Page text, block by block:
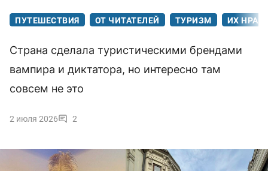
ПУТЕШЕСТВИЯ ОТ ЧИТАТЕЛЕЙ ТУРИЗМ ИХ
Страна сделала туристическими брендами
вампира и диктатора, но интересно там
совсем не это
2 июля 2026 2